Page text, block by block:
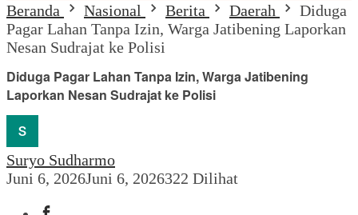
Beranda
Nasional Berita Daerah
Diduga
Pagar Lahan Tanpa Izin, Warga Jatibening Laporkan
Nesan Sudrajat ke Polisi
Diduga Pagar Lahan Tanpa Izin, Warga Jatibening
Laporkan Nesan Sudrajat ke Polisi
Suryo Sudharmo
Juni 6, 2026Juni 6, 2026322 Dilihat